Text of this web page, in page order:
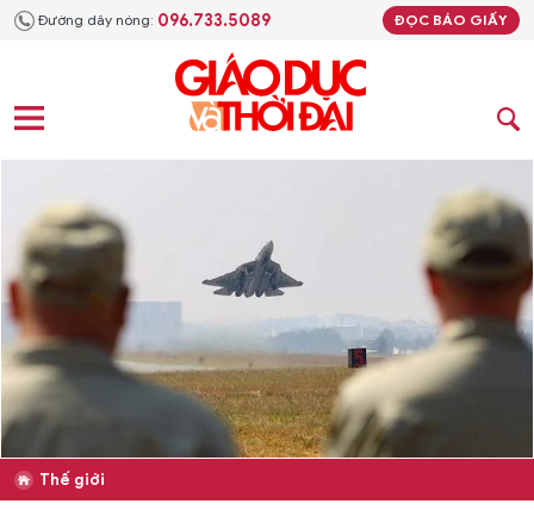
Đường dây nóng: 096.733.5089 ĐỌC BÁO GIẤY
Thế giới